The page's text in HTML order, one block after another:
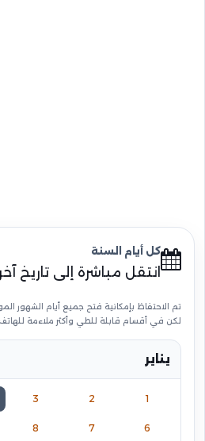
كل أيام السنة
انتقل مباشرة إلى تاريخ آخر
تم الاحتفاظ بإمكانية فتح جميع أيام الشهور
لكن في أقسام قابلة للطي وأكثر ملاءمة
يناير
1
2
3
6
7
8